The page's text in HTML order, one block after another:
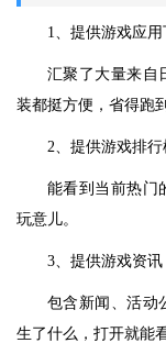
1、提供游戏应
汇聚了大量来自
装都挺方便，省得跑
2、提供游戏排行
能看到当前热门
玩意儿。
3、提供游戏资讯
包含新闻、活动
生了什么，打开就能看